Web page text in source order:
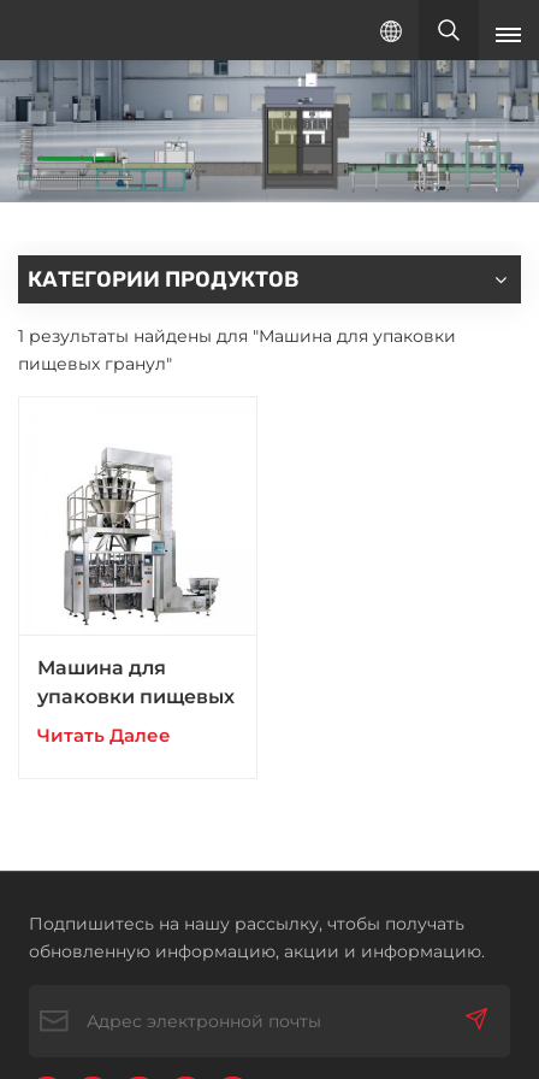
Русский
русский
English
español
КАТЕГОРИИ ПРОДУКТОВ
1 результаты найдены для "Машина для упаковки
пищевых гранул"
Машина для
упаковки пищевых
гранул в пакеты
Читать Далее
Подпишитесь на нашу рассылку, чтобы получать
обновленную информацию, акции и информацию.